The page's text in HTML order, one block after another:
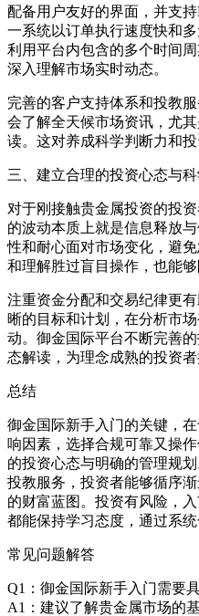
配备用户友好的界面，并支
一系统以订单执行速度快和
利用平台内包含的多个时间
深入理解市场实时动态。
完善的客户支持体系和投教
会了解全天候市场资讯，尤
读。这对养成科学判断力和投
三、建立合理的投资心态与
对于刚接触贵金属投资的投
的波动本质上就是信息释放
性和耐心面对市场变化，避
和理解胜过盲目操作，也能
注重资金分配和交易纪律更
晰的目标和计划，在分析市
动。御金国际平台不断完善
态解读，为理念成熟的投资者
总结
御金国际新手入门的关键，
响因素，选择合规可靠又操
的投资心态与明确的管理规
投教服务，投资者能够循序
的财富蓝图。投资有风险，
都能保持学习态度，通过系
常见问题解答
Q1：御金国际新手入门需要
A1：建议了解贵金属市场的